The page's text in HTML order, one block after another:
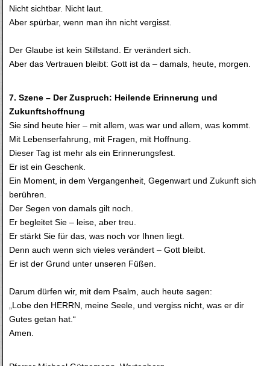
Nicht sichtbar. Nicht laut.
Aber spürbar, wenn man ihn nicht vergisst.
Der Glaube ist kein Stillstand. Er verändert sich.
Aber das Vertrauen bleibt: Gott ist da – damals, heute, morgen.
7. Szene – Der Zuspruch: Heilende Erinnerung und
Zukunftshoffnung
Sie sind heute hier – mit allem, was war und allem, was kommt.
Mit Lebenserfahrung, mit Fragen, mit Hoffnung.
Dieser Tag ist mehr als ein Erinnerungsfest.
Er ist ein Geschenk.
Ein Moment, in dem Vergangenheit, Gegenwart und Zukunft sich
berühren.
Der Segen von damals gilt noch.
Er begleitet Sie – leise, aber treu.
Er stärkt Sie für das, was noch vor Ihnen liegt.
Denn auch wenn sich vieles verändert – Gott bleibt.
Er ist der Grund unter unseren Füßen.
Darum dürfen wir, mit dem Psalm, auch heute sagen:
„Lobe den HERRN, meine Seele, und vergiss nicht, was er dir
Gutes getan hat.“
Amen.